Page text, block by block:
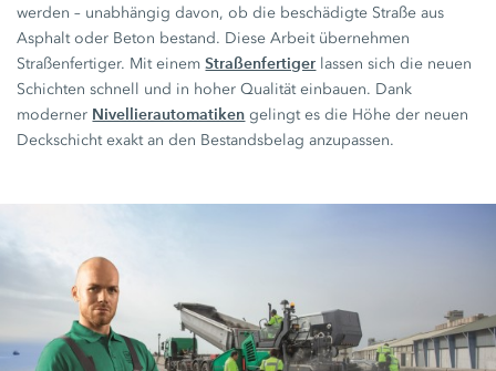
werden – unabhängig davon, ob die beschädigte Straße aus
Asphalt oder Beton bestand. Diese Arbeit übernehmen
Straßenfertiger. Mit einemStraßenfertiger lassen sich die neuen
Schichten schnell und in hoher Qualität einbauen. Dank
moderner Nivellierautomatiken gelingt es die Höhe der neuen
Deckschicht exakt an den Bestandsbelag anzupassen.